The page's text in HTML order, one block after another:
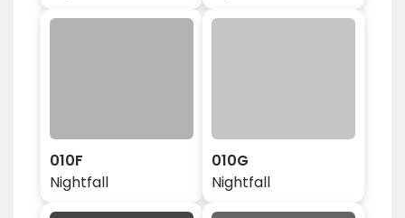
010F
Nightfall
010G
Nightfall